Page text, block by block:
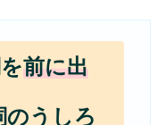
を前に出
のうしろ